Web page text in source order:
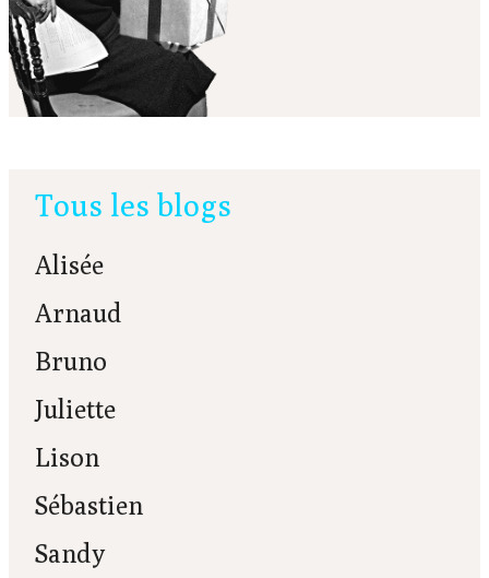
Tous les blogs
Alisée
Arnaud
Bruno
Juliette
Lison
Sébastien
Sandy